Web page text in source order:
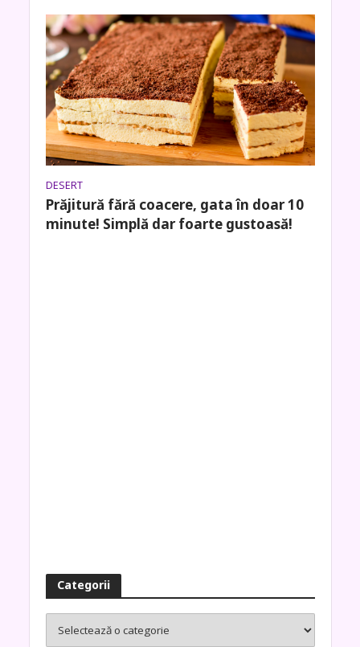
DESERT
Prăjitură fără coacere, gata în doar 10
minute! Simplă dar foarte gustoasă!
Categorii